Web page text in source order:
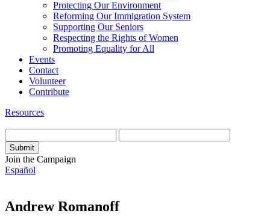
Protecting Our Environment
Reforming Our Immigration System
Supporting Our Seniors
Respecting the Rights of Women
Promoting Equality for All
Events
Contact
Volunteer
Contribute
Resources
Join the Campaign
Español
Andrew Romanoff